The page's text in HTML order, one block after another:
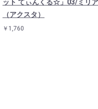
ット てぃんくる☆」03/ミリ
（アクスタ）
￥1,760